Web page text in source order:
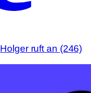
Holger ruft an (246)